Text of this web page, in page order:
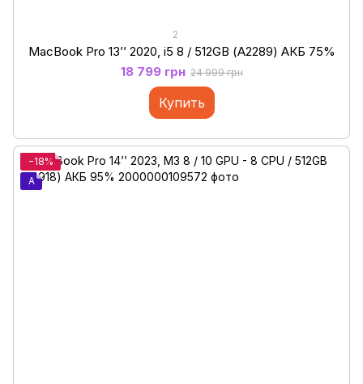
2
MacBook Pro 13’’ 2020, i5 8 / 512GB (А2289) АКБ 75%
18 799 грн 24 999 грн
Купить
−18%
A